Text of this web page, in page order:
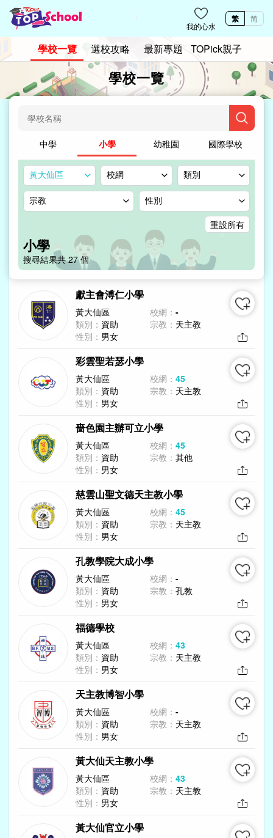
學校一覽
中學 小學 幼稚園 國際學校
黃大仙區 校網 類別
宗教 性別
重設所有
小學
搜尋結果共 27 個
獻主會溥仁小學
黃大仙區 校網： -
類別： 資助 宗教： 天主教
性別： 男女
彩雲聖若瑟小學
黃大仙區 校網： 45
類別： 資助 宗教： 天主教
性別： 男女
嗇色園主辦可立小學
黃大仙區 校網： 45
類別： 資助 宗教： 其他
性別： 男女
慈雲山聖文德天主教小學
黃大仙區 校網： 45
類別： 資助 宗教： 天主教
性別： 男女
孔教學院大成小學
黃大仙區 校網： -
類別： 資助 宗教： 孔教
性別： 男女
福德學校
黃大仙區 校網： 43
類別： 資助 宗教： 天主教
性別： 男女
天主教博智小學
黃大仙區 校網： -
類別： 資助 宗教： 天主教
性別： 男女
黃大仙天主教小學
黃大仙區 校網： 43
類別： 資助 宗教： 天主教
性別： 男女
黃大仙官立小學
我的心水
繁 简
學校一覽 選校攻略 最新專題 TOPick親子